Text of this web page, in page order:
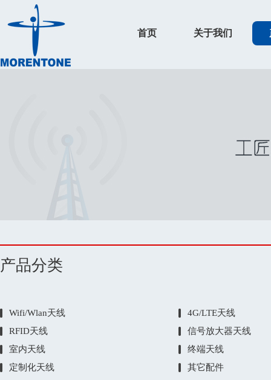
首页 关于我们
产品分类
Wifi/Wlan天线
4G/LTE天线
RFID天线
信号放大器天线
室内天线
终端天线
定制化天线
其它配件